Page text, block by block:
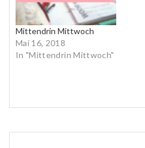
Mittendrin Mittwoch
Mai 16, 2018
In "Mittendrin Mittwoch"